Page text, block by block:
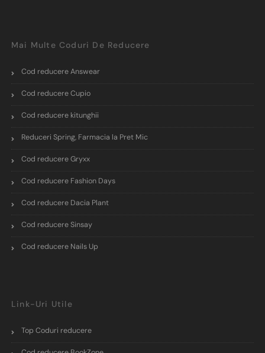
Mai Multe Coduri De Reducere
Cod reducere Answear
Cod reducere Cupio
Cod reducere kitunghii
Reduceri Spring, Farmacia la Pret Mic
Cod reducere Gryxx
Cod reducere Fashion Days
Cod reducere Dacia Plant
Cod reducere Sinsay
Cod reducere Nails Up
Link-Uri Utile
Top Coduri reducere